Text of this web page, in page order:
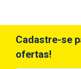
Cadastre-se
ofertas!